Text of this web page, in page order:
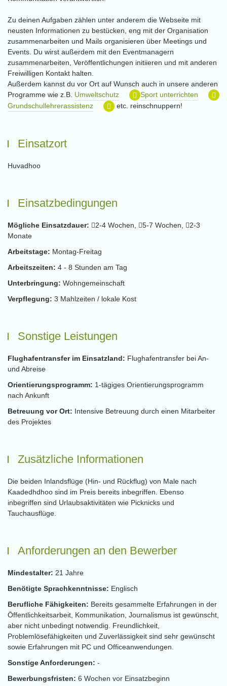
Zu deinen Aufgaben zählen unter anderem die Webseite mit
neusten Informationen zu bestücken, eng mit der Organisation
zusammenarbeiten und Mails organisieren über Meetings und
Events. Du wirst außerdem mit den Eventmanagern
zusammenarbeiten, Veröffentlichungen initiieren und mit anderen
Freiwilligen Kontakt halten.
Außerdem kannst du vor Ort auf Wunsch auch in unsere anderen
Programme wie z.B. Umweltschutz
Sport unterrichten
Grundschullehrerassistenz
etc. reinschnuppern!
Einsatzort
Huvadhoo
Einsatzbedingungen
Mögliche Einsatzdauer: 2-4 Wochen, 5-7 Wochen,
2-3
Monate
Arbeitstage: Montag-Freitag
Arbeitszeiten: 4 - 8 Stunden am Tag
Unterbringung: Wohngemeinschaft
Verpflegung: 3 Mahlzeiten / lokale Kost
Sonstige Leistungen
Flughafentransfer im Einsatzland: Flughafentransfer bei An-
und Abreise
Orientierungsprogramm: 1-tägiges Orientierungsprogramm
nach Ankunft
Betreuung vor Ort: Intensive Betreuung durch einen Mitarbeiter
des Projektes
Zusätzliche Informationen
Die beiden Inlandsflüge (Hin- und Rückflug) von Male nach
Kaadedhdhoo sind im Preis bereits inbegriffen. Ebenso
inbegriffen sind Urlaubsaktivitäten wie Picknicks und
Tauchausflüge.
Anforderungen an den Bewerber
Mindestalter: 21 Jahre
Benötigte Sprachkenntnisse: Englisch
Berufliche Fähigkeiten: Bereits gesammelte Erfahrungen in der
Öffentlichkeitsarbeit, Kommunikation, Journalismus ist gewünscht,
aber nicht unbedingt notwendig. Freundlichkeit,
Problemlösefähigkeiten und Zuverlässigkeit sind sehr gewünscht
sowie Erfahrungen mit PC und Officeanwendungen.
Sonstige Anforderungen: -
Bewerbungsfristen: 6 Wochen vor Einsatzbeginn